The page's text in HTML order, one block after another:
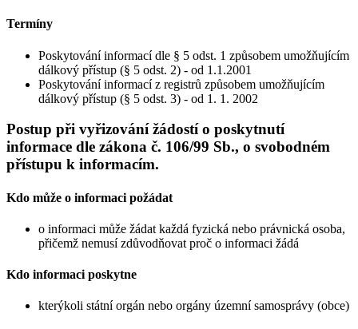
Termíny
Poskytování informací dle § 5 odst. 1 způsobem umožňujícím
dálkový přístup (§ 5 odst. 2) - od 1.1.2001
Poskytování informací z registrů způsobem umožňujícím
dálkový přístup (§ 5 odst. 3) - od 1. 1. 2002
Postup při vyřizování žádostí o poskytnutí
informace dle zákona č. 106/99 Sb., o svobodném
přístupu k informacím.
Kdo může o informaci požádat
o informaci může žádat každá fyzická nebo právnická osoba,
přičemž nemusí zdůvodňovat proč o informaci žádá
Kdo informaci poskytne
kterýkoli státní orgán nebo orgány územní samosprávy (obce)